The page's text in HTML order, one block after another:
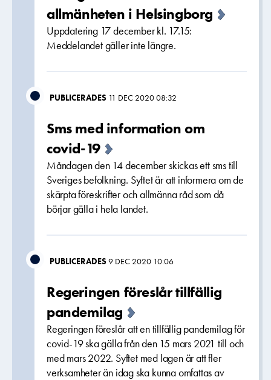
allmänheten i Helsingborg
Uppdatering 17 december kl. 17.15:
Meddelandet gäller inte längre.
PUBLICERADES 11 DEC 2020 08:32
Sms med information om
covid-19
Måndagen den 14 december skickas ett sms till
Sveriges befolkning. Syftet är att informera om de
skärpta föreskrifter och allmänna råd som då
börjar gälla i hela landet.
PUBLICERADES9 DEC 2020 10:06
Regeringen föreslår tillfällig
pandemilag
Regeringen föreslår att en tillfällig pandemilag för
covid-19 ska gälla från den 15 mars 2021 till och
med mars 2022. Syftet med lagen är att fler
verksamheter än idag ska kunna omfattas av